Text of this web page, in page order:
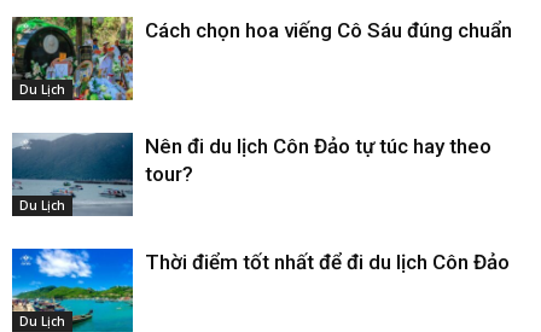
Du Lịch
Cách chọn hoa viếng Cô Sáu đúng chuẩn
Du Lịch
Nên đi du lịch Côn Đảo tự túc hay theo
tour?
Du Lịch
Thời điểm tốt nhất để đi du lịch Côn Đảo